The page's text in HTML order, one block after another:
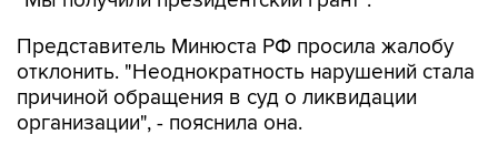
Представитель Минюста РФ просила жалобу
отклонить. "Неоднократность нарушений стала
причиной обращения в суд о ликвидации
организации", - пояснила она.